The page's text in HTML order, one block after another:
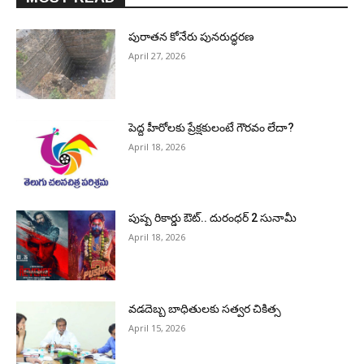
పురాత‌న కోనేరు పున‌రుద్ధ‌ర‌ణ
April 27, 2026
పెద్ద హీరోల‌కు ప్రేక్ష‌కులంటే గౌర‌వం లేదా?
April 18, 2026
పుష్ప రికార్డు ఔట్‌.. దురంధ‌ర్ 2 సునామీ
April 18, 2026
వడదెబ్బ బాధితులకు సత్వర చికిత్స
April 15, 2026